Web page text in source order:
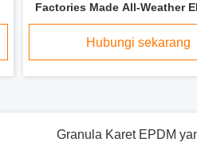
Factories Made All-Weather
Trail Surfacing Rubber
Flooring Untuk Penggunaan
Hubungi sekarang
Tepatnya 20mm
Anti Korosi EPDM Karet